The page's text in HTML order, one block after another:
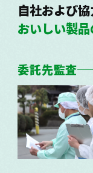
自社および
おいしい製
委託先監査